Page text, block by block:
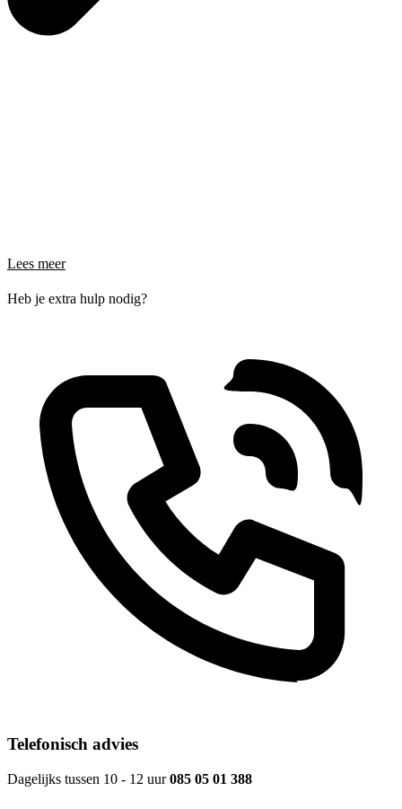
Lees meer
Heb je extra hulp nodig?
Telefonisch advies
Dagelijks tussen 10 - 12 uur085 05 01 388